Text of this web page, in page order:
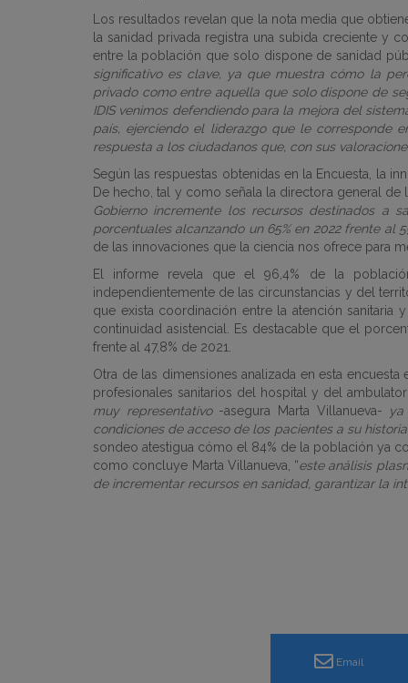
Los resultados revelan que la nota media que
la sanidad privada registra una subida creciente y
entre la población que solo dispone de sanidad
significativo es clave, ya que muestra cómo la
privado como entre aquella que solo dispone de
IDIS venimos defendiendo para la mejora del
país, ejerciendo el liderazgo que le corresponde
respuesta a los ciudadanos que, con sus
Según las respuestas obtenidas en la Encuesta, la
De hecho, tal y como señala la directora general de
Gobierno incremente los recursos destinados a
porcentuales alcanzando un 65% en 2022 frente al
de las innovaciones que la ciencia nos ofrece para
El informe revela que el 96,4% de la
independientemente de las circunstancias y del
que exista coordinación entre la atención sanitaria
continuidad asistencial
. Es destacable que el
frente al 47,8% de 2021.
Otra de las dimensiones analizada en esta encuesta
profesionales sanitarios del hospital y del
muy representativo -asegura Marta Villanueva-
condiciones de acceso de los pacientes a su
sondeo atestigua cómo el 84% de la población ya
como concluye Marta Villanueva, “este análisis
de incrementar recursos en sanidad, garantizar la
Email